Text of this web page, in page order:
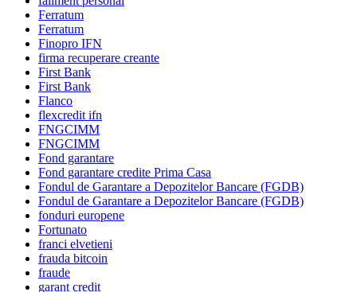
Ferratum
Ferratum
Finopro IFN
firma recuperare creante
First Bank
First Bank
Flanco
flexcredit ifn
FNGCIMM
FNGCIMM
Fond garantare
Fond garantare credite Prima Casa
Fondul de Garantare a Depozitelor Bancare (FGDB)
Fondul de Garantare a Depozitelor Bancare (FGDB)
fonduri europene
Fortunato
franci elvetieni
frauda bitcoin
fraude
garant credit